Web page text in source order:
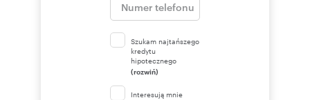
Szukam najtańszego
kredytu
hipotecznego
(rozwiń)
Interesują mnie